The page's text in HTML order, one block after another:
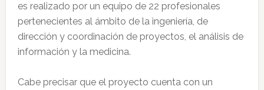
es realizado por un equipo de 22 profesionales
pertenecientes al ámbito de la ingeniería, de
dirección y coordinación de proyectos, el análisis de
información y la medicina.
Cabe precisar que el proyecto cuenta con un